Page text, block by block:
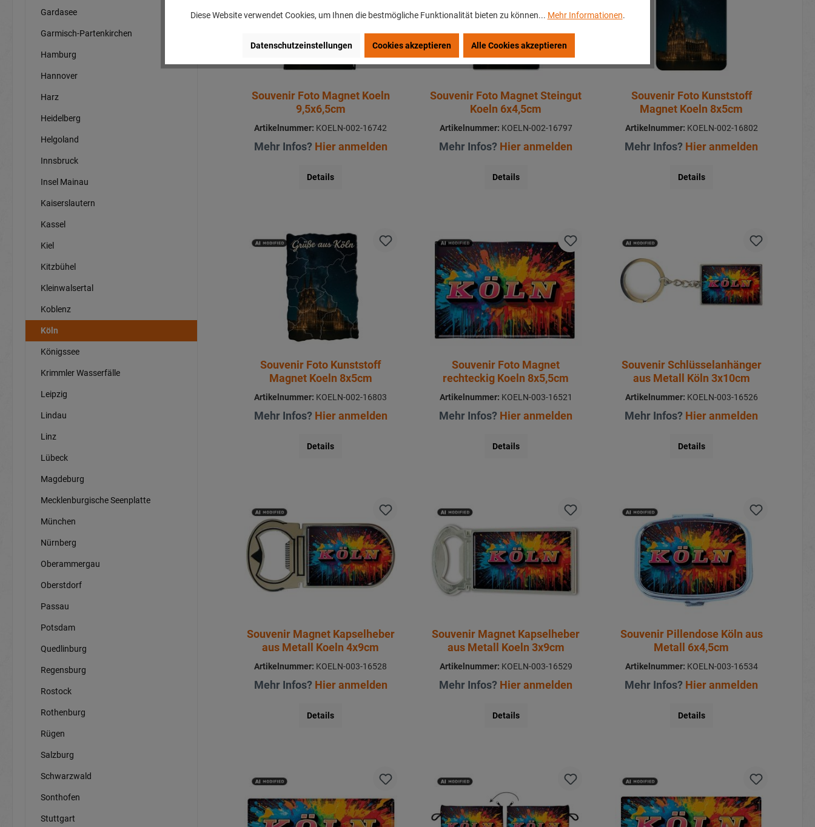
Gardasee
Garmisch-Partenkirchen
Hamburg
Hannover
Harz
Heidelberg
Helgoland
Innsbruck
Insel Mainau
Kaiserslautern
Kassel
Kiel
Kitzbühel
Kleinwalsertal
Koblenz
Köln
Königssee
Krimmler Wasserfälle
Leipzig
Lindau
Linz
Lübeck
Magdeburg
Mecklenburgische Seenplatte
München
Nürnberg
Oberammergau
Oberstdorf
Passau
Potsdam
Quedlinburg
Regensburg
Rostock
Rothenburg
Rügen
Salzburg
Schwarzwald
Sonthofen
Stuttgart
Souvenir Foto Magnet Koeln
9,5x6,5cm
Artikelnummer: KOELN-002-16742
Mehr Infos? Hier anmelden
Details
Souvenir Foto Magnet Steingut
Koeln 6x4,5cm
Artikelnummer: KOELN-002-16797
Mehr Infos? Hier anmelden
Details
Souvenir Foto Kunststoff
Magnet Koeln 8x5cm
Artikelnummer: KOELN-002-16802
Mehr Infos? Hier anmelden
Details
Souvenir Foto Kunststoff
Magnet Koeln 8x5cm
Artikelnummer: KOELN-002-16803
Mehr Infos? Hier anmelden
Details
Souvenir Foto Magnet
rechteckig Koeln 8x5,5cm
Artikelnummer: KOELN-003-16521
Mehr Infos? Hier anmelden
Details
Souvenir Schlüsselanhänger
aus Metall Köln 3x10cm
Artikelnummer: KOELN-003-16526
Mehr Infos? Hier anmelden
Details
Souvenir Magnet Kapselheber
aus Metall Koeln 4x9cm
Artikelnummer: KOELN-003-16528
Mehr Infos? Hier anmelden
Details
Souvenir Magnet Kapselheber
aus Metall Koeln 3x9cm
Artikelnummer: KOELN-003-16529
Mehr Infos? Hier anmelden
Details
Souvenir Pillendose Köln aus
Metall 6x4,5cm
Artikelnummer: KOELN-003-16534
Mehr Infos? Hier anmelden
Details
Diese Website verwendet Cookies, um Ihnen die bestmögliche Funktionalität bieten zu können... Mehr Informationen.
Datenschutzeinstellungen Cookies akzeptieren Alle Cookies akzeptieren